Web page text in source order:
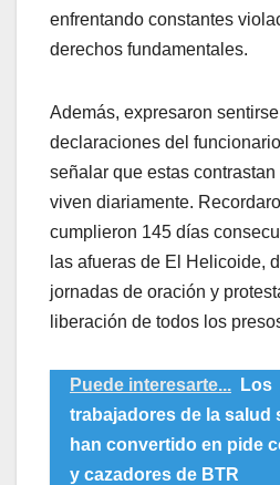
enfrentando constantes
derechos fundamentales.
Además, expresaron
declaraciones del
señalar que estas
viven diariamente.
cumplieron 145 días
las afueras de El Helicoide,
jornadas de oración y
liberación de todos los
Puede interesarte...
Los
trabajadores de la salud
han convertido en pide
y cazadores de BTR